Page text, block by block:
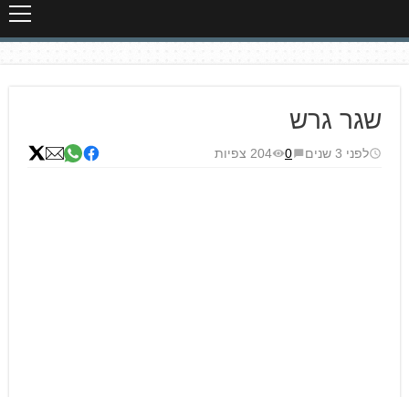
שגר גרש
לפני 3 שנים 0 204 צפיות